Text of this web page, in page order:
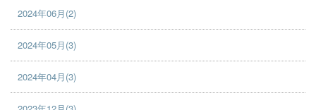
2024年06月(2)
2024年05月(3)
2024年04月(3)